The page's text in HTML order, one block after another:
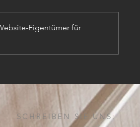
Eigentümer für
SCHREIBEN SIE UNS: